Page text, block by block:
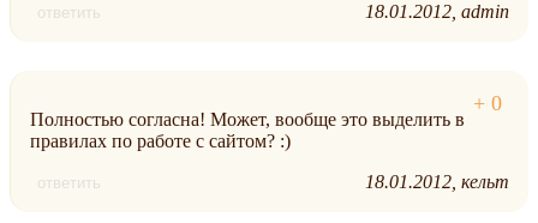
ответить 18.01.2012 admin
Полностью согласна! Может, вообще это выделить в
правилах по работе с сайтом? :)
ответить 18.01.2012 кельт